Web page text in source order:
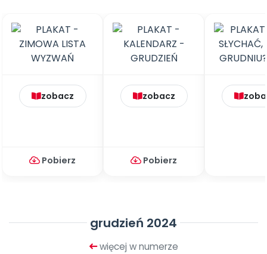
zobacz
Pobierz
zobacz
Pobierz
grudzień 2024
więcej w numerze